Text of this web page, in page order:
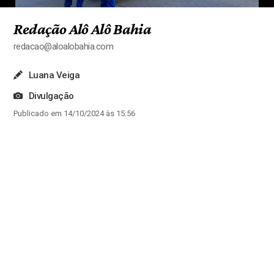
Redação Alô Alô Bahia
redacao@aloalobahia.com
Luana Veiga
Divulgação
Publicado em 14/10/2024 às 15:56